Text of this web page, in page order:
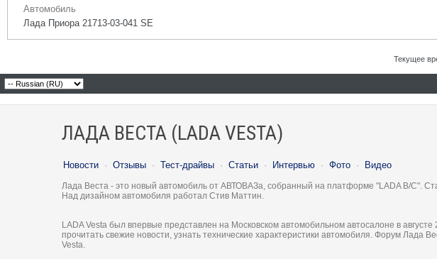
Автомобиль
Лада Приора 21713-03-041 SE
Текущее
ЛАДА ВЕСТА (LADA VESTA)
Новости · Отзывы · Тест-драйвы · Статьи · Интервью · Фото · Видео
Лада Веста - это новый автомобиль от АВТОВАЗа, собранный на платформе "LADA B/C".
Над дизайном автомобиля работал Стив Маттин.
LADA Vesta был впервые представлен на Московском автомобильном автосалоне в
прочитать свежие новости, узнать технические характеристики автомобиля. Форум
Vesta.